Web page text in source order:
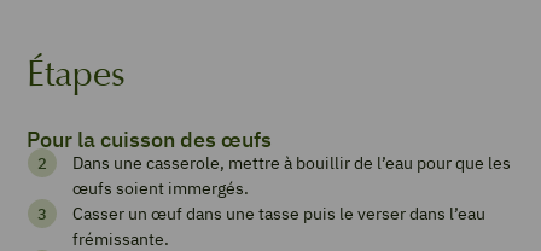
Étapes
Pour la cuisson des œufs
Dans une casserole, mettre à bouillir de l’eau pour que les
œufs soient immergés.
Casser un œuf dans une tasse puis le verser dans l’eau
frémissante.
pois
œuf
poché